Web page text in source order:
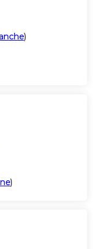
)
)